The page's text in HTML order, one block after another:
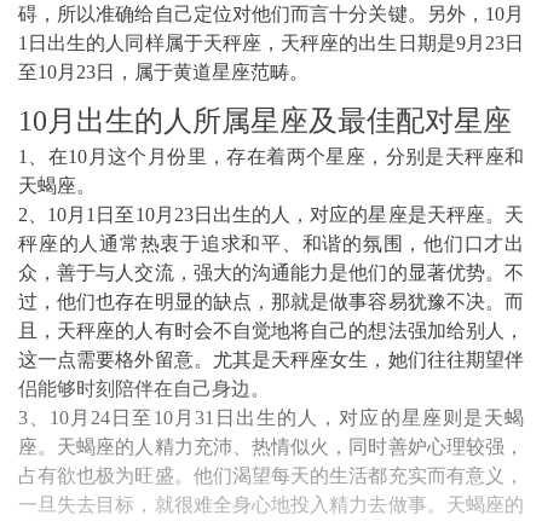
碍，所以准确给自己定位对他们而言十分关键。另外，10月
1日出生的人同样属于天秤座，天秤座的出生日期是9月23日
至10月23日，属于黄道星座范畴。
10月出生的人所属星座及最佳配对星座
1、在10月这个月份里，存在着两个星座，分别是天秤座和
天蝎座。
2、10月1日至10月23日出生的人，对应的星座是天秤座。天
秤座的人通常热衷于追求和平、和谐的氛围，他们口才出
众，善于与人交流，强大的沟通能力是他们的显著优势。不
过，他们也存在明显的缺点，那就是做事容易犹豫不决。而
且，天秤座的人有时会不自觉地将自己的想法强加给别人，
这一点需要格外留意。尤其是天秤座女生，她们往往期望伴
侣能够时刻陪伴在自己身边。
3、10月24日至10月31日出生的人，对应的星座则是天蝎
座。天蝎座的人精力充沛、热情似火，同时善妒心理较强，
占有欲也极为旺盛。他们渴望每天的生活都充实而有意义，
一旦失去目标，就很难全身心地投入精力去做事。天蝎座的